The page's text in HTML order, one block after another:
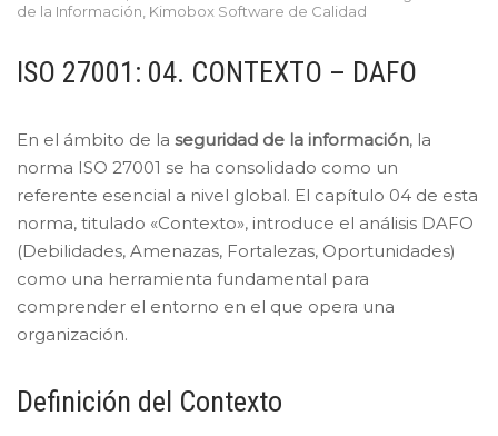
de la Información Kimobox Software de Calidad
ISO 27001: 04. CONTEXTO – DAFO
En el ámbito de la seguridad de la información, la
norma ISO 27001 se ha consolidado como un
referente esencial a nivel global. El capítulo 04 de esta
norma, titulado «Contexto», introduce el análisis DAFO
(Debilidades, Amenazas, Fortalezas, Oportunidades)
como una herramienta fundamental para
comprender el entorno en el que opera una
organización.
Definición del Contexto